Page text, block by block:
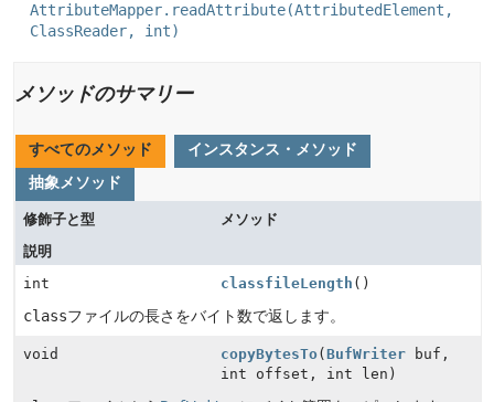
AttributeMapper.readAttribute(AttributedElement,
ClassReader, int)
メソッドのサマリー
すべてのメソッド
インスタンス・メソッド
抽象メソッド
修飾子と型
メソッド
説明
int
classfileLength ()
classファイルの長さをバイト数で返します。
void copyBytesTo(BufWriter buf,
int offset, int len)